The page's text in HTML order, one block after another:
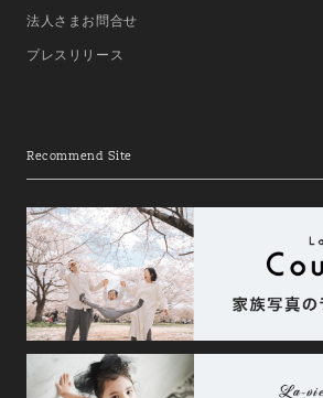
法人さまお問合せ
プレスリリース
Recommend Site